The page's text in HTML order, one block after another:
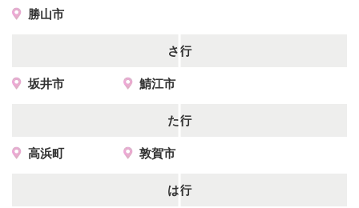
勝山市
さ行
坂井市 鯖江市
た行
高浜町 敦賀市
は行